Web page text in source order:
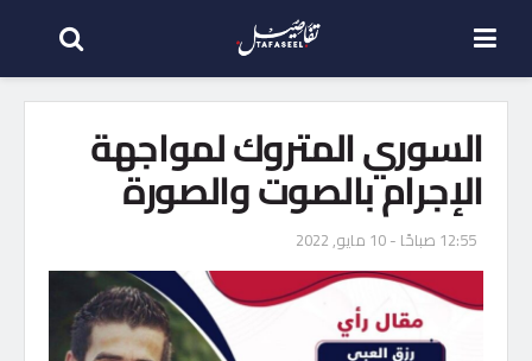
السوري المتروك لمواجهة
الإجرام بالصوت والصورة
12:55 صباحًا - 10 مايو, 2022